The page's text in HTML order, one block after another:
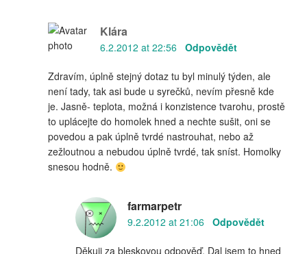
Klára
6.2.2012 at 22:56 Odpovědět
Zdravím, úplně stejný dotaz tu byl minulý týden, ale
není tady, tak asi bude u syrečků, nevím přesně kde
je. Jasně- teplota, možná i konzistence tvarohu, prostě
to uplácejte do homolek hned a nechte sušit, oni se
povedou a pak úplně tvrdé nastrouhat, nebo až
zežloutnou a nebudou úplně tvrdé, tak sníst. Homolky
snesou hodně.
farmarpetr
9.2.2012 at 21:06 Odpovědět
Děkuji za bleskovou odpověď. Dal jsem to hned